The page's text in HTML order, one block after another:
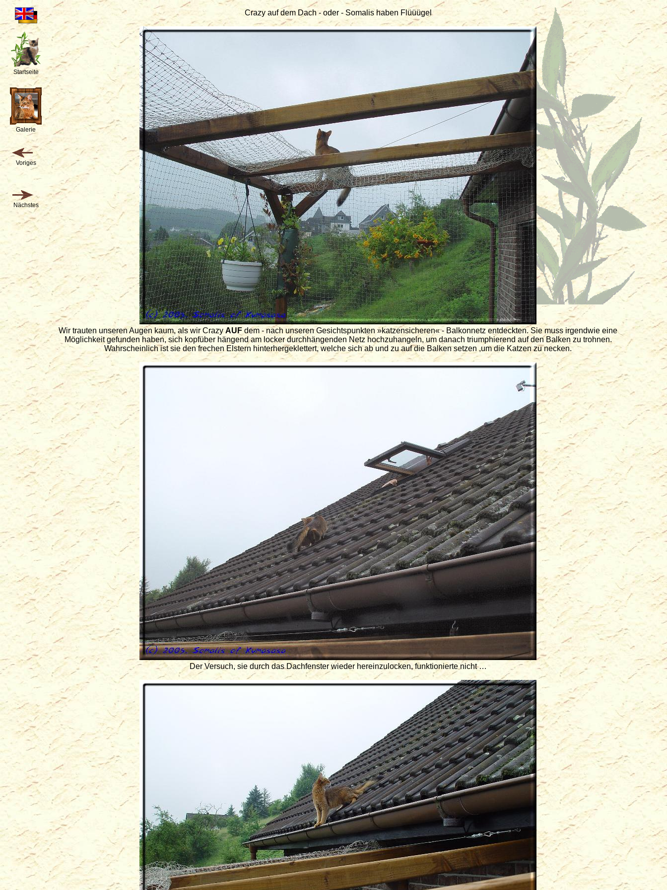
Crazy auf dem Dach - oder - Somalis haben Flüüügel
Wir trauten unseren Augen kaum, als wir CrazyAUF dem - nach unseren Gesichtspunkten katzensicheren - Balkonnetz entdeckten. Sie muss irgendwie eine
Möglichkeit gefunden haben, sich kopfüber hängend am locker durchhängenden Netz hochzuhangeln, um danach triumphierend auf den Balken zu trohnen.
Wahrscheinlich ist sie den frechen Elstern hinterhergeklettert, welche sich ab und zu auf die Balken setzen ,um die Katzen zu necken.
Der Versuch, sie durch das Dachfenster wieder hereinzulocken, funktionierte nicht …
Startseite
Galerie
Voriges
Nächstes